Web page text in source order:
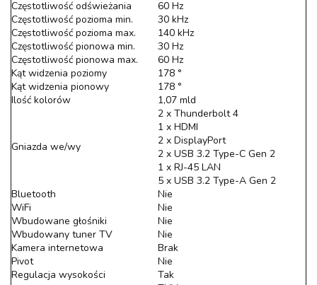
Częstotliwość odświeżania
60 Hz
Częstotliwość pozioma min.
30 kHz
Częstotliwość pozioma max.
140 kHz
Częstotliwość pionowa min.
30 Hz
Częstotliwość pionowa max.
60 Hz
Kąt widzenia poziomy
178 °
Kąt widzenia pionowy
178 °
Ilość kolorów
1,07 mld
Gniazda we/wy
2 x Thunderbolt 4
1 x HDMI
2 x DisplayPort
2 x USB 3.2 Type-C Gen 2
1 x RJ-45 LAN
5 x USB 3.2 Type-A Gen 2
Bluetooth
Nie
WiFi
Nie
Wbudowane głośniki
Nie
Wbudowany tuner TV
Nie
Kamera internetowa
Brak
Pivot
Nie
Regulacja wysokości
Tak